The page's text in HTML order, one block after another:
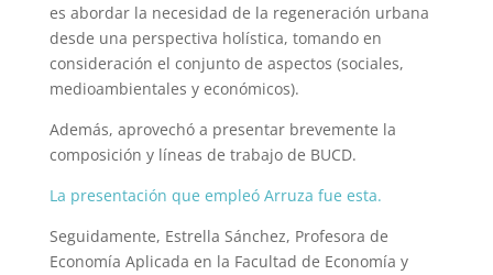
es abordar la necesidad de la regeneración urbana
desde una perspectiva holística, tomando en
consideración el conjunto de aspectos (sociales,
medioambientales y económicos).
Además, aprovechó a presentar brevemente la
composición y líneas de trabajo de BUCD.
La presentación que empleó Arruza fue esta.
Seguidamente, Estrella Sánchez, Profesora de
Economía Aplicada en la Facultad de Economía y